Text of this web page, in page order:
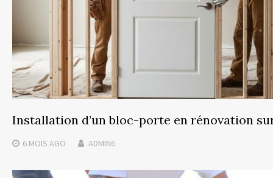
Installation d’un bloc-porte en rénovation
6 MOIS AGO ADMIN6